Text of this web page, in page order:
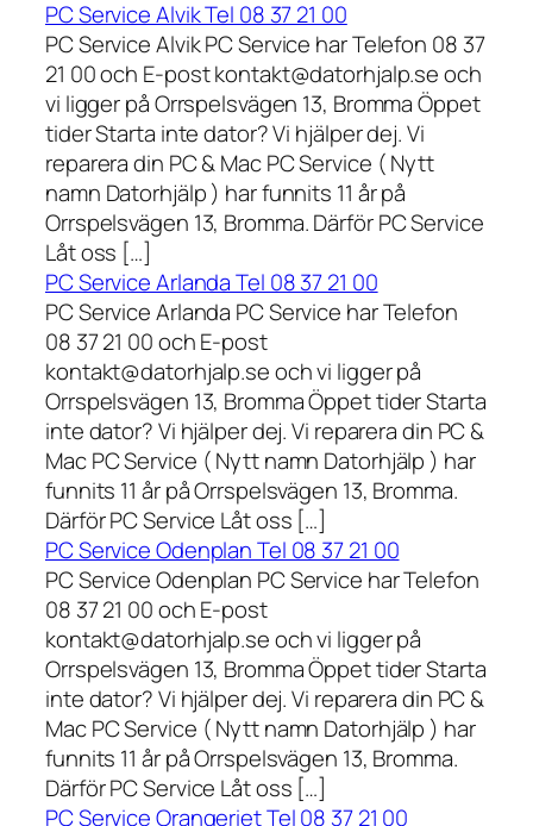
PC Service Alvik Tel 08 37 21 00
PC Service Alvik PC Service har Telefon 08 37
21 00 och E-post kontakt@datorhjalp.se och
vi ligger på Orrspelsvägen 13, Bromma Öppet
tider Starta inte dator? Vi hjälper dej. Vi
reparera din PC & Mac PC Service ( Nytt
namn Datorhjälp ) har funnits 11 år på
Orrspelsvägen 13, Bromma. Därför PC Service
Låt oss […]
PC Service Arlanda Tel 08 37 21 00
PC Service Arlanda PC Service har Telefon
08 37 21 00 och E-post
kontakt@datorhjalp.se och vi ligger på
Orrspelsvägen 13, Bromma Öppet tider Starta
inte dator? Vi hjälper dej. Vi reparera din PC &
Mac PC Service ( Nytt namn Datorhjälp ) har
funnits 11 år på Orrspelsvägen 13, Bromma.
Därför PC Service Låt oss […]
PC Service Odenplan Tel 08 37 21 00
PC Service Odenplan PC Service har Telefon
08 37 21 00 och E-post
kontakt@datorhjalp.se och vi ligger på
Orrspelsvägen 13, Bromma Öppet tider Starta
inte dator? Vi hjälper dej. Vi reparera din PC &
Mac PC Service ( Nytt namn Datorhjälp ) har
funnits 11 år på Orrspelsvägen 13, Bromma.
Därför PC Service Låt oss […]
PC Service Orangeriet Tel 08 37 21 00